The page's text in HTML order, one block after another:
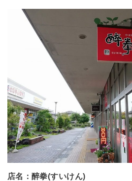
店名：醉拳(すいけん)